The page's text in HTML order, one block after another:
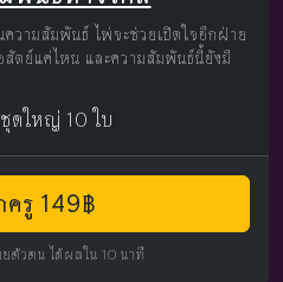
ความสัมพันธ์ ไพ่จะช่วยเปิดใจอีกฝ่าย
สัตย์แค่ไหน และความสัมพันธ์นี้ยังมี
ดใหญ่ 10 ใบ
ครู 149฿
ตัวตน ได้ผลใน 10 นาที